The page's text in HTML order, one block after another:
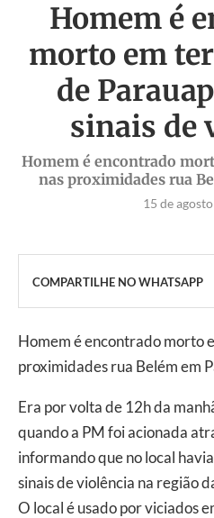
Homem é
morto em
de
sinais de
Homem é encontrado
nas proximidades rua
15 de
COMPARTILHE NO WHATSAPP
Homem é encontrado morto
proximidades rua Belém em
Era por volta de 12h da
quando a PM foi acionada
informando que no local
sinais de violência na região
O local é usado por viciados